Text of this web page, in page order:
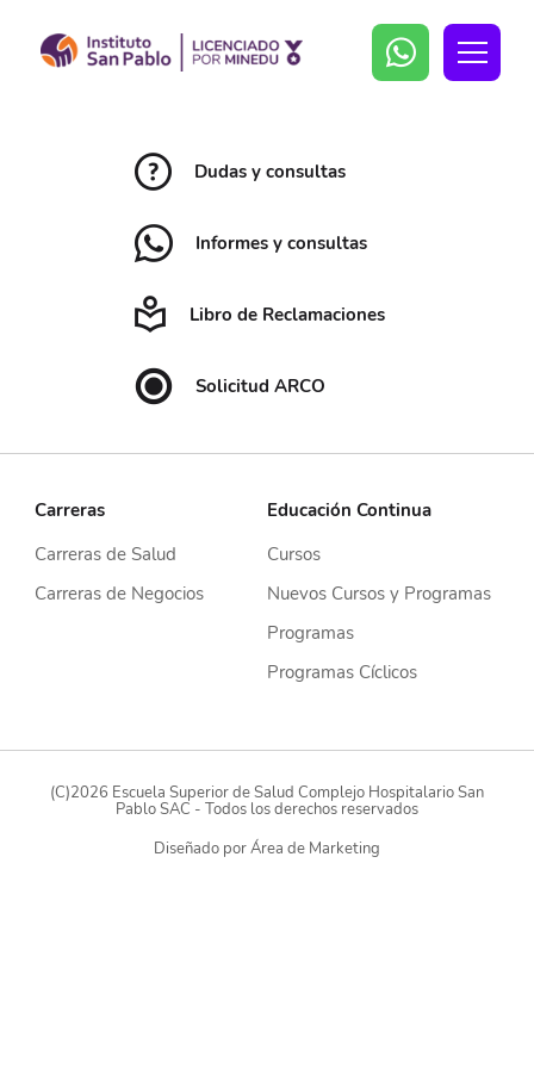
Dudas y consultas
Informes y consultas
Libro de Reclamaciones
Solicitud ARCO
Carreras
Carreras de Salud
Carreras de Negocios
Educación Continua
Cursos
Nuevos Cursos y Programas
Programas
Programas Cíclicos
(C)2026 Escuela Superior de Salud Complejo Hospitalario San
Pablo SAC - Todos los derechos reservados
Diseñado porÁrea de Marketing